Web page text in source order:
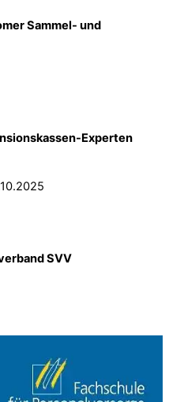
Sammel- und
Experten
SVV